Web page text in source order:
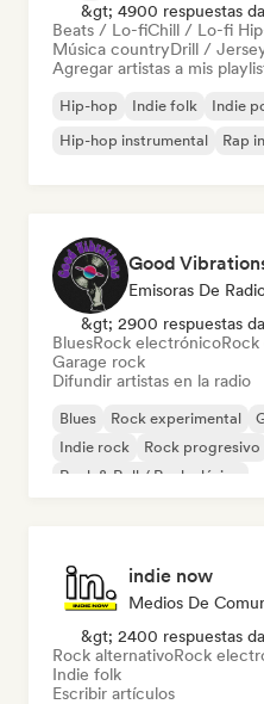
&gt; 4900 respuestas
Beats / Lo-fiChill / Lo-fi
Música countryDrill /
Agregar artistas a mis
Hip-hop Indie folk Indie
Hip-hop instrumental
Rap
Good
Emisoras De
&gt; 2900 respuestas
BluesRock electrónico
Garage rock
Difundir artistas en la radio
Blues Rock experimental
Indie rock
Rock progresivo
Rock & Roll / Rock clásico
indie now
Medios De
&gt; 2400 respuestas
Rock alternativoRock
Indie folk
Escribir artículos